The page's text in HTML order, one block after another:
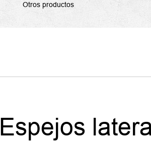
Otros productos
Espejos